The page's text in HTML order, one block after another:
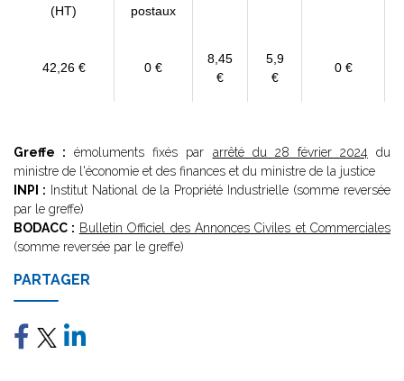
(HT)
postaux
42,26 € 0 €
8,45
€
5,9
€
0 €
Greffe : émoluments fixés par arrêté du 28 février 2024 du
ministre de l'économie et des finances et du ministre de la justice
INPI : Institut National de la Propriété Industrielle (somme reversée
par le greffe)
BODACC : Bulletin Officiel des Annonces Civiles et Commerciales
(somme reversée par le greffe)
PARTAGER